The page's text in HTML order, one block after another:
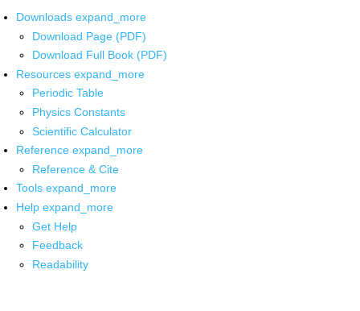
Downloads expand_more
Download Page (PDF)
Download Full Book (PDF)
Resources expand_more
Periodic Table
Physics Constants
Scientific Calculator
Reference expand_more
Reference & Cite
Tools expand_more
Help expand_more
Get Help
Feedback
Readability